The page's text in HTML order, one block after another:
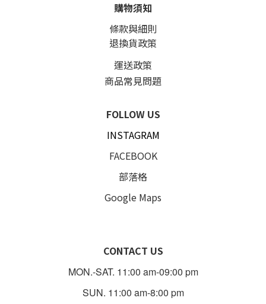
購物須知
條款與細則
退換貨政策
運送政策
商品常見問題
FOLLOW US
INSTAGRAM
FACEBOOK
部落格
Google Maps
CONTACT US
MON.-SAT. 11:00 am-09:00 pm
SUN. 11:00 am-8:00 pm